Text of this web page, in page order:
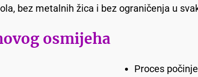
bez metalnih žica i bez ograničenja u
osmijeha
Proces